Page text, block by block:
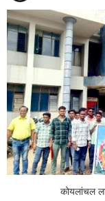
कोयलांचल